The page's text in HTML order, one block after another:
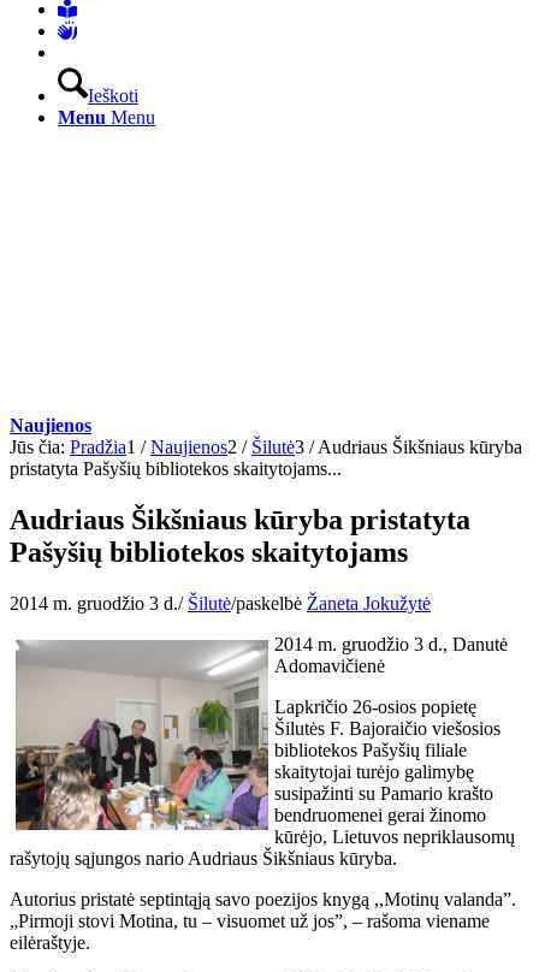
Ieškoti
Menu Menu
Naujienos
Jūs čia: Pradžia1 / Naujienos2 / Šilutė3 / Audriaus Šikšniaus kūryba
pristatyta Pašyšių bibliotekos skaitytojams...
Audriaus Šikšniaus kūryba pristatyta
Pašyšių bibliotekos skaitytojams
2014 m. gruodžio 3 d./ Šilutė/paskelbė Žaneta Jokužytė
2014 m. gruodžio 3 d., Danutė
Adomavičienė
Lapkričio 26-osios popietę
Šilutės F. Bajoraičio viešosios
bibliotekos Pašyšių filiale
skaitytojai turėjo galimybę
susipažinti su Pamario krašto
bendruomenei gerai žinomo
kūrėjo, Lietuvos nepriklausomų
rašytojų sąjungos nario Audriaus Šikšniaus kūryba.
Autorius pristatė septintąją savo poezijos knygą ,,Motinų valanda”.
„Pirmoji stovi Motina, tu – visuomet už jos”, – rašoma viename
eilėraštyje.